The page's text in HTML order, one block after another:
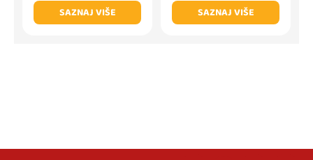
SAZNAJ VIŠE
SAZNAJ VIŠE